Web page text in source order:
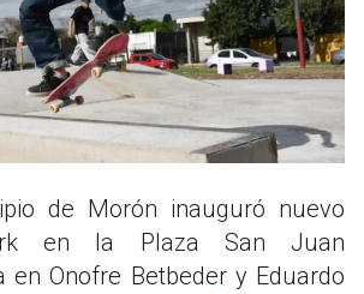
en la Plaza San Juan
en Onofre Betbeder y Eduardo